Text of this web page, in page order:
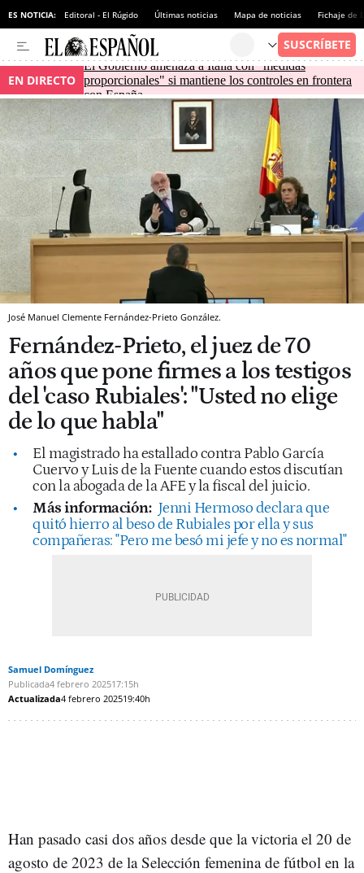
ES NOTICIA: Editoral - El Rúgido Últimas noticias Mapa de noticias Fichaje de
EN DIRECTO
El Gobierno amenaza a Italia con "medidas
proporcionales" si mantiene los controles en frontera
con España
José Manuel Clemente Fernández-Prieto González.
Fernández-Prieto, el juez de 70
años que pone firmes a los testigos
del 'caso Rubiales': "Usted no elige
de lo que habla"
El magistrado ha estallado contra Pablo García
Cuervo y Luis de la Fuente cuando estos discutían
con la abogada de la AFE y la fiscal del juicio.
Más información: Jenni Hermoso declara que
quitó hierro al beso de Rubiales por ella y sus
compañeras: "Pero me besó mi jefe y no es normal"
Samuel Domínguez
Publicada4 febrero 202517:15h
Actualizada4 febrero 202519:40h
Han pasado casi dos años desde que la victoria el 20 de
agosto de 2023 de la Selección femenina de fútbol en la